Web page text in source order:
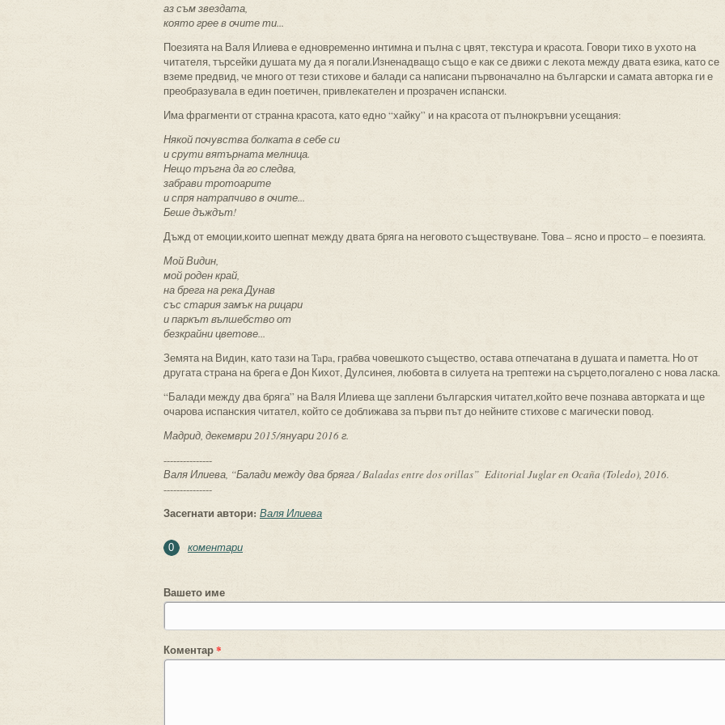
аз съм звездата,
която грее в очите ти...
Поезията на Валя Илиева е едновременно интимна и пълна с цвят, текстура и красота. Говори тихо в ухото на
читателя, търсейки душата му да я погали.Изненадващо също е как се движи с лекота между двата езика, като се
вземе предвид, че много от тези стихове и балади са написани първоначално на български и самата авторка ги е
преобразувала в един поетичен, привлекателен и прозрачен испански.
Има фрагменти от странна красота, като едно “хайку” и на красота от пълнокръвни усещания:
Някой почувства болката в себе си
и срути вятърната мелница.
Нещо тръгна да го следва,
забрави тротоарите
и спря натрапчиво в очите...
Беше дъждът!
Дъжд от емоции,които шепнат между двата бряга на неговото съществуване. Това – ясно и просто – е поезията.
Мой Видин,
мой роден край,
на брега на река Дунав
със стария замък на рицари
и паркът вълшебство от
безкрайни цветове...
Земята на Видин, като тази на Taрa, грабва човешкото същество, остава отпечатана в душата и паметта. Но от
другата страна на брега е Дон Кихот, Дулсинея, любовта в силуета на трептежи на сърцето,погалено с нова ласка.
“Балади между два бряга” на Валя Илиева ще заплени българския читател,който вече познава авторката и ще
очарова испанския читател, който се доближава за първи път до нейните стихове с магически повод.
Мадрид, декември 2015/януари 2016 г.
---------------
Валя Илиева, “Балади между два бряга / Baladas entre dos orillas” Editorial Juglar en Ocaña (Toledo), 2016.
---------------
Засегнати автори: Валя Илиева
0 коментари
Вашето име
Коментар*